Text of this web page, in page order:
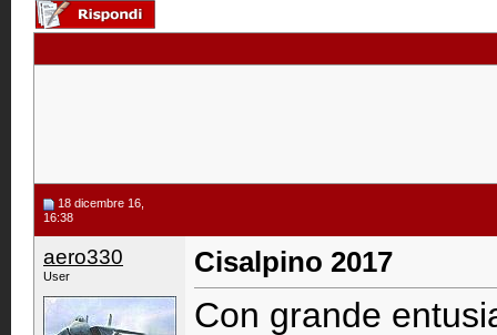
18 dicembre 16,
16:38
aero330
User Cisalpino 2017
Con grande